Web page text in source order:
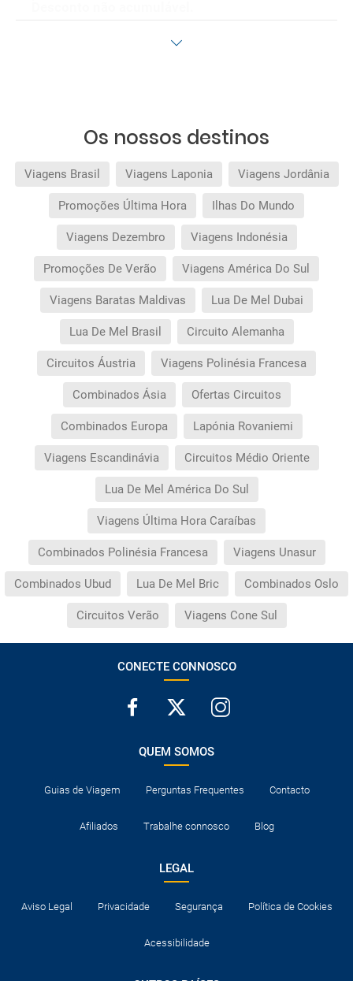
Os nossos destinos
Viagens Brasil Viagens Laponia Viagens Jordânia
Promoções Última Hora Ilhas Do Mundo
Viagens Dezembro Viagens Indonésia
Promoções De Verão Viagens América Do Sul
Viagens Baratas Maldivas Lua De Mel Dubai
Lua De Mel Brasil Circuito Alemanha
Circuitos Áustria Viagens Polinésia Francesa
Combinados Ásia Ofertas Circuitos
Combinados Europa Lapónia Rovaniemi
Viagens Escandinávia Circuitos Médio Oriente
Lua De Mel América Do Sul
Viagens Última Hora Caraíbas
Combinados Polinésia Francesa Viagens Unasur
Combinados Ubud Lua De Mel Bric Combinados Oslo
Circuitos Verão Viagens Cone Sul
CONECTE CONNOSCO
QUEM SOMOS
Guias de Viagem Perguntas Frequentes Contacto
Afiliados Trabalhe connosco Blog
LEGAL
Aviso Legal Privacidade Segurança Política de Cookies
Acessibilidade